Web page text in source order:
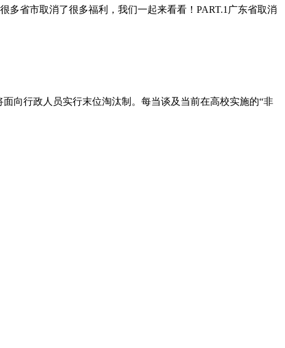
省市取消了很多福利，我们一起来看看！PART.1广东省取消
向行政人员实行末位淘汰制。每当谈及当前在高校实施的“非